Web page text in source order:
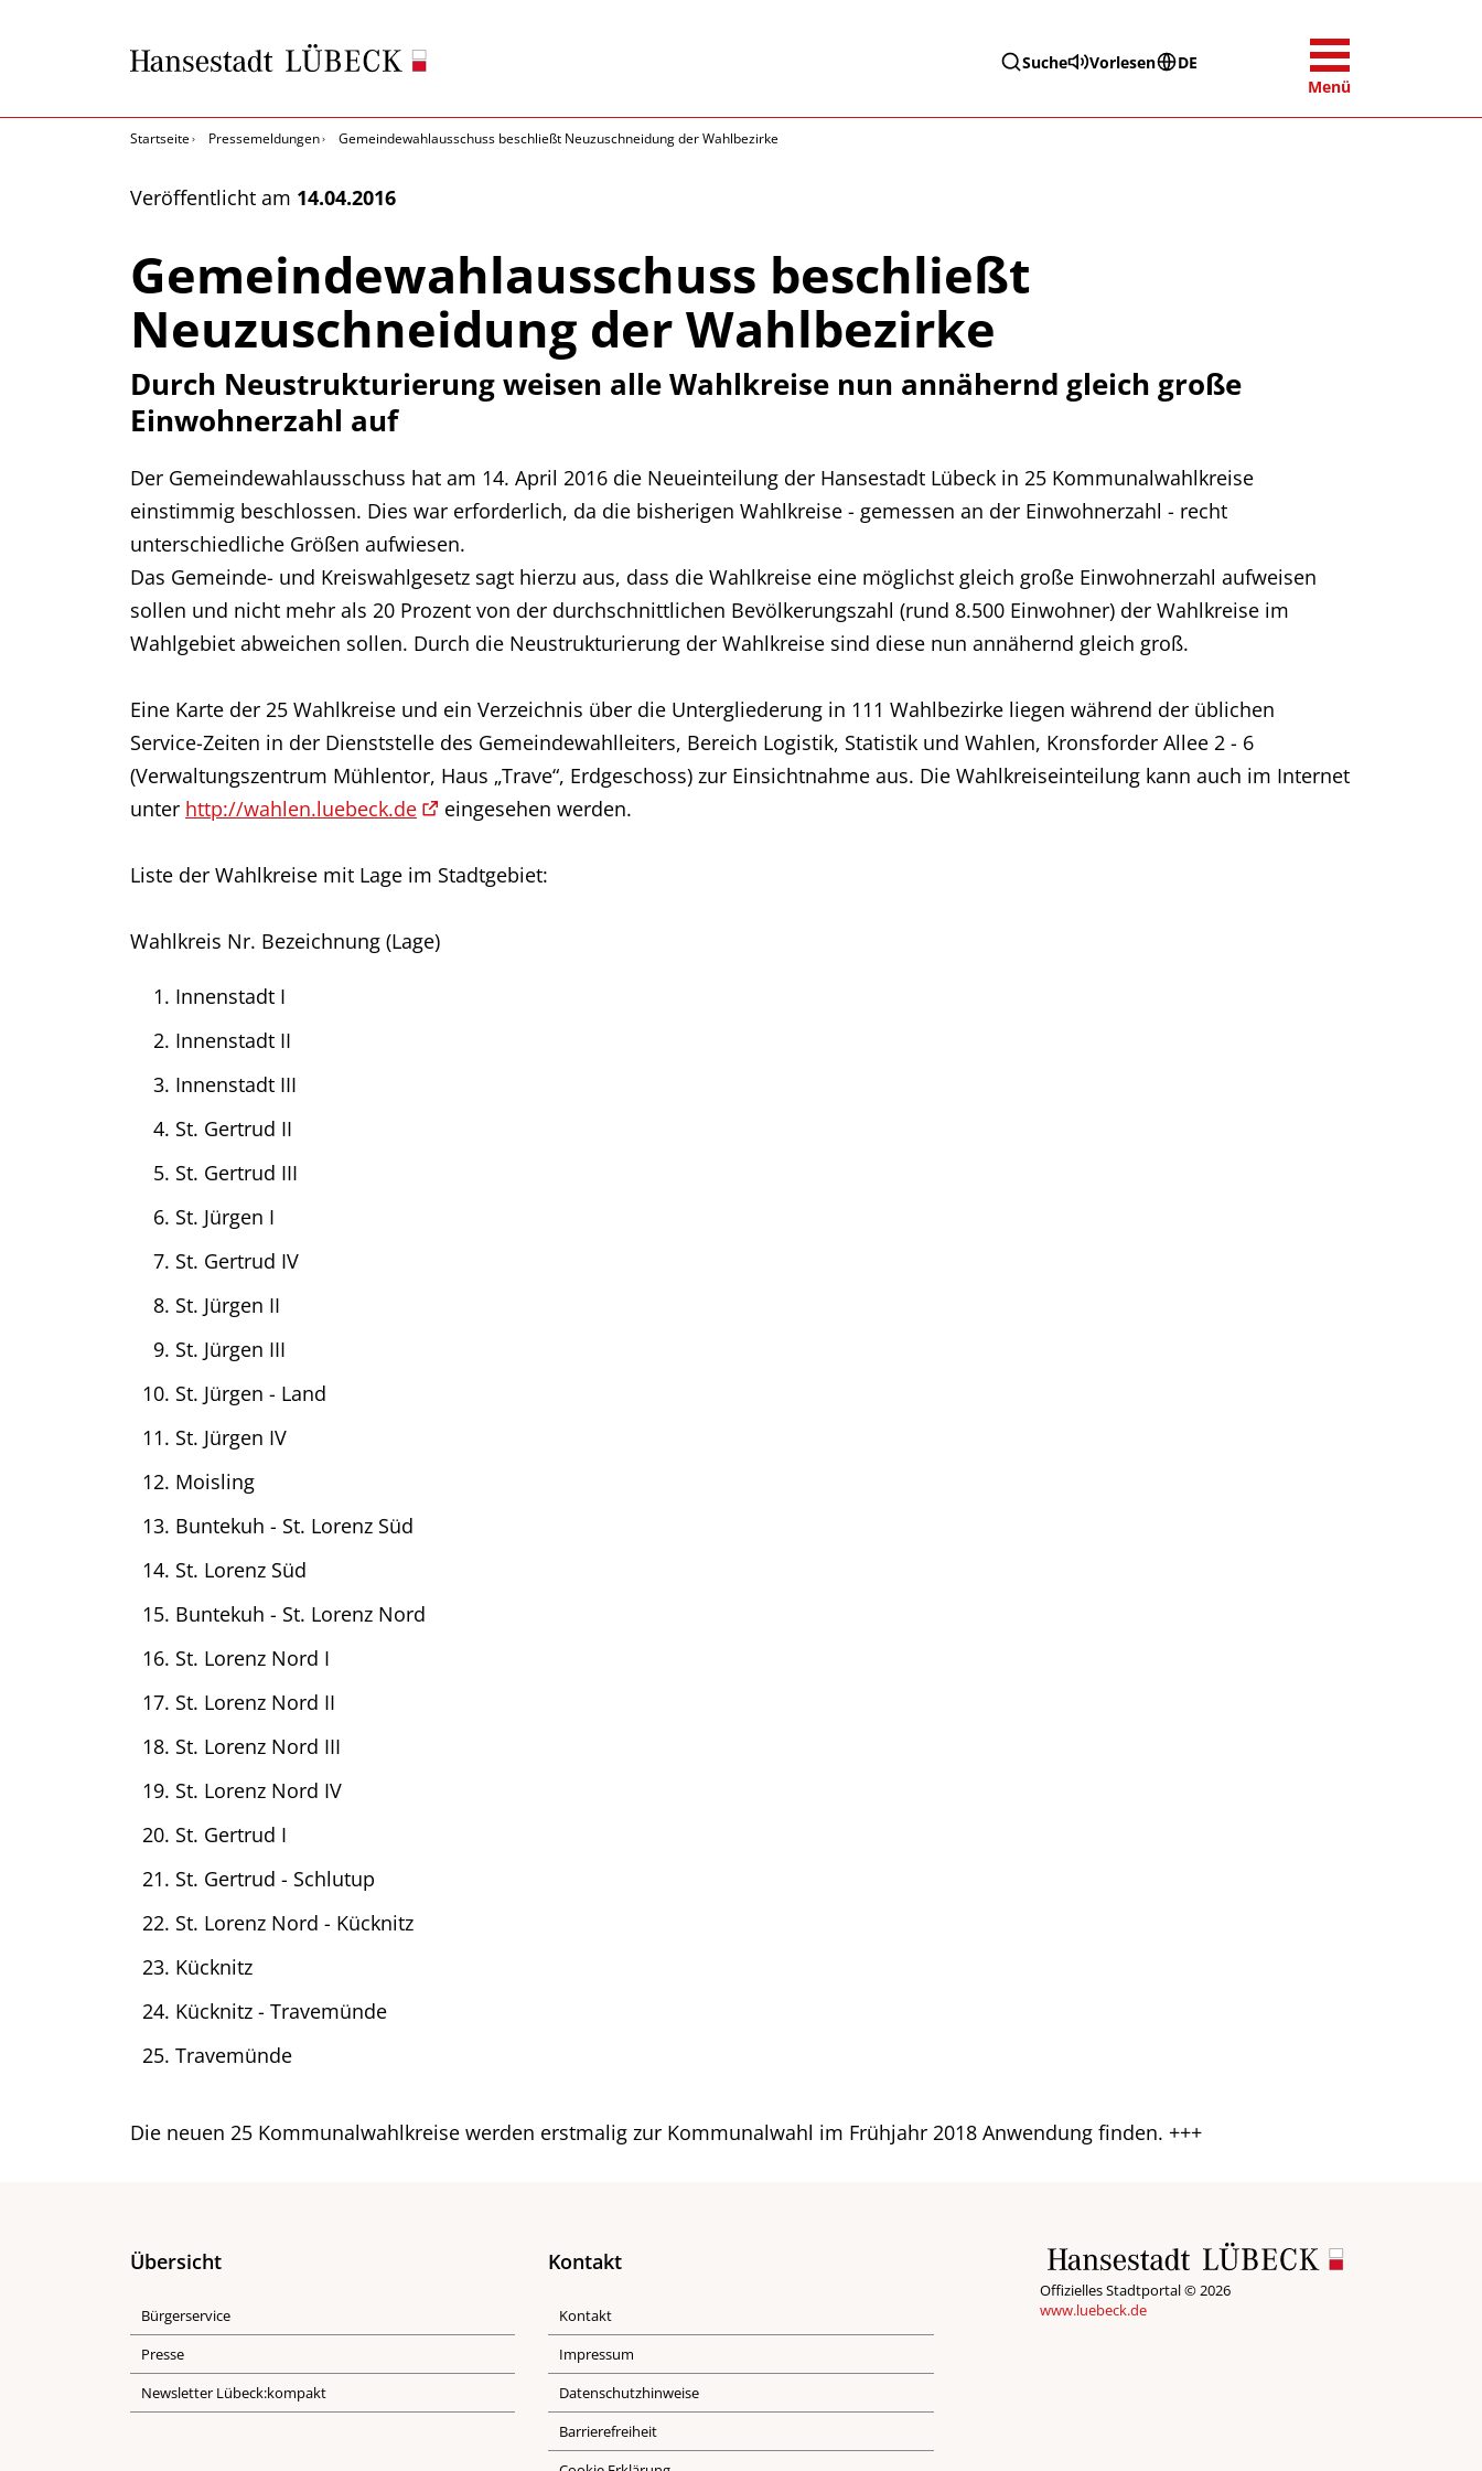
Suche Vorlesen
DE
Menü
Startseite Pressemeldungen Gemeindewahlausschuss beschließt Neuzuschneidung der Wahlbezirke
Veröffentlicht am 14.04.2016
Gemeindewahlausschuss beschließt
Neuzuschneidung der Wahlbezirke
Durch Neustrukturierung weisen alle Wahlkreise nun annähernd gleich große
Einwohnerzahl auf
Der Gemeindewahlausschuss hat am 14. April 2016 die Neueinteilung der Hansestadt Lübeck in 25 Kommunalwahlkreise
einstimmig beschlossen. Dies war erforderlich, da die bisherigen Wahlkreise - gemessen an der Einwohnerzahl - recht
unterschiedliche Größen aufwiesen.
Das Gemeinde- und Kreiswahlgesetz sagt hierzu aus, dass die Wahlkreise eine möglichst gleich große Einwohnerzahl aufweisen
sollen und nicht mehr als 20 Prozent von der durchschnittlichen Bevölkerungszahl (rund 8.500 Einwohner) der Wahlkreise im
Wahlgebiet abweichen sollen. Durch die Neustrukturierung der Wahlkreise sind diese nun annähernd gleich groß.
Eine Karte der 25 Wahlkreise und ein Verzeichnis über die Untergliederung in 111 Wahlbezirke liegen während der üblichen
Service-Zeiten in der Dienststelle des Gemeindewahlleiters, Bereich Logistik, Statistik und Wahlen, Kronsforder Allee 2 - 6
(Verwaltungszentrum Mühlentor, Haus „Trave“, Erdgeschoss) zur Einsichtnahme aus. Die Wahlkreiseinteilung kann auch im Internet
unter http://wahlen.luebeck.de eingesehen werden.
Liste der Wahlkreise mit Lage im Stadtgebiet:
Wahlkreis Nr. Bezeichnung (Lage)
Innenstadt I
Innenstadt II
Innenstadt III
St. Gertrud II
St. Gertrud III
St. Jürgen I
St. Gertrud IV
St. Jürgen II
St. Jürgen III
St. Jürgen - Land
St. Jürgen IV
Moisling
Buntekuh - St. Lorenz Süd
St. Lorenz Süd
Buntekuh - St. Lorenz Nord
St. Lorenz Nord I
St. Lorenz Nord II
St. Lorenz Nord III
St. Lorenz Nord IV
St. Gertrud I
St. Gertrud - Schlutup
St. Lorenz Nord - Kücknitz
Kücknitz
Kücknitz - Travemünde
Travemünde
Die neuen 25 Kommunalwahlkreise werden erstmalig zur Kommunalwahl im Frühjahr 2018 Anwendung finden. +++
Übersicht
Bürgerservice
Presse
Newsletter Lübeck:kompakt
Kontakt
Kontakt
Impressum
Datenschutzhinweise
Barrierefreiheit
Offizielles Stadtportal © 2026
www.luebeck.de